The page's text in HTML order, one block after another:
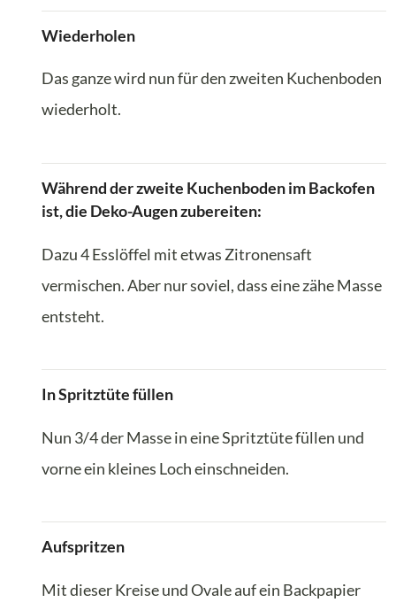
Wiederholen
Das ganze wird nun für den zweiten Kuchenboden
wiederholt.
Während der zweite Kuchenboden im Backofen
ist, die Deko-Augen zubereiten:
Dazu 4 Esslöffel mit etwas Zitronensaft
vermischen. Aber nur soviel, dass eine zähe Masse
entsteht.
In Spritztüte füllen
Nun 3/4 der Masse in eine Spritztüte füllen und
vorne ein kleines Loch einschneiden.
Aufspritzen
Mit dieser Kreise und Ovale auf ein Backpapier